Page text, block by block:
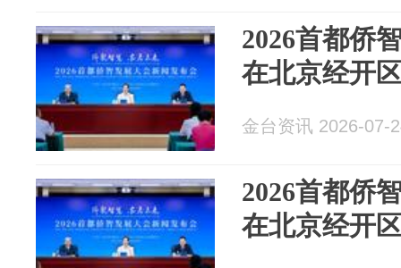
2026首都侨
在北京经开
金台资讯 2026-07-
2026首都侨
在北京经开